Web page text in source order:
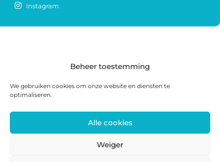
Beheer toestemming
We gebruiken cookies om onze website en diensten te
optimaliseren.
Alle cookies
Weiger
Instagram
Postadres: Postbus 285, 8440 AG Heerenveen |
Bezoekadres: Zwanedrift 2, 8446 KS Heerenveen
0513 468 158 | info@ateliersmajeur.nl